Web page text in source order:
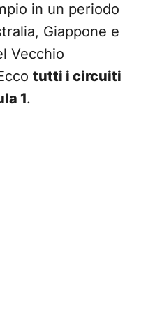
in un periodo
Giappone e
Vecchio
tutti i circuiti
1.